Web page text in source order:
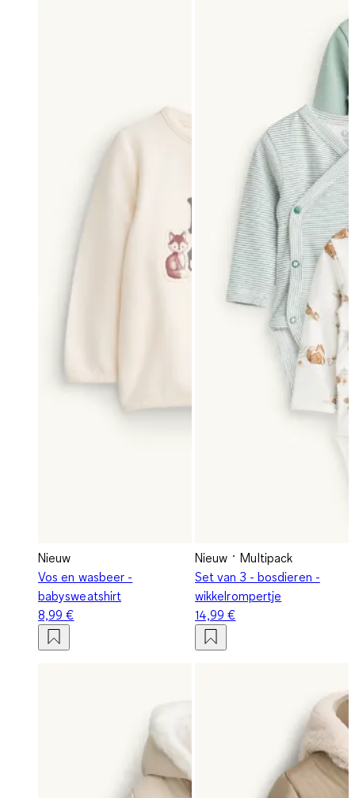
Nieuw
Vos en wasbeer -
babysweatshirt
8,99 €
Nieuw
Multipack
Set van 3 - bosdieren -
wikkelrompertje
14,99 €